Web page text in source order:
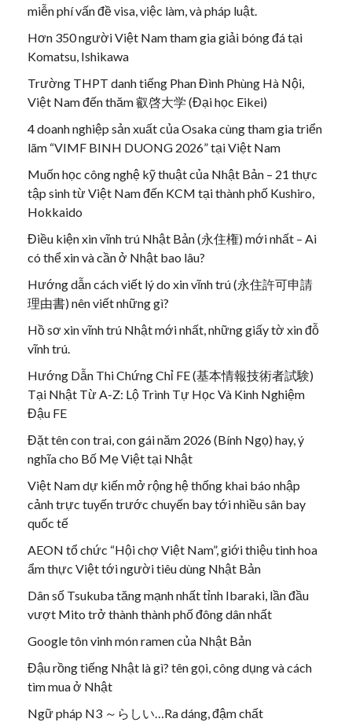
miễn phí vấn đề visa, việc làm, và pháp luật.
Hơn 350 người Việt Nam tham gia giải bóng đá tại
Komatsu, Ishikawa
Trường THPT danh tiếng Phan Đình Phùng Hà Nội,
Việt Nam đến thăm 叡啓大学 (Đại học Eikei)
4 doanh nghiệp sản xuất của Osaka cùng tham gia triển
lãm “VIMF BINH DUONG 2026” tại Việt Nam
Muốn học công nghệ kỹ thuật của Nhật Bản – 21 thực
tập sinh từ Việt Nam đến KCM tại thành phố Kushiro,
Hokkaido
Điều kiện xin vĩnh trú Nhật Bản (永住権) mới nhất – Ai
có thể xin và cần ở Nhật bao lâu?
Hướng dẫn cách viết lý do xin vĩnh trú (永住許可申請
理由書) nên viết những gì?
Hồ sơ xin vĩnh trú Nhật mới nhất, những giấy tờ xin đỗ
vĩnh trú.
Hướng Dẫn Thi Chứng Chỉ FE (基本情報技術者試験)
Tại Nhật Từ A-Z: Lộ Trình Tự Học Và Kinh Nghiệm
Đậu FE
Đặt tên con trai, con gái năm 2026 (Bính Ngọ) hay, ý
nghĩa cho Bố Mẹ Việt tại Nhật
Việt Nam dự kiến mở rộng hệ thống khai báo nhập
cảnh trực tuyến trước chuyến bay tới nhiều sân bay
quốc tế
AEON tổ chức “Hội chợ Việt Nam”, giới thiệu tinh hoa
ẩm thực Việt tới người tiêu dùng Nhật Bản
Dân số Tsukuba tăng mạnh nhất tỉnh Ibaraki, lần đầu
vượt Mito trở thành thành phố đông dân nhất
Google tôn vinh món ramen của Nhật Bản
Đậu rồng tiếng Nhật là gì? tên gọi, công dụng và cách
tìm mua ở Nhật
Ngữ pháp N3 ～らしい…Ra dáng, đậm chất